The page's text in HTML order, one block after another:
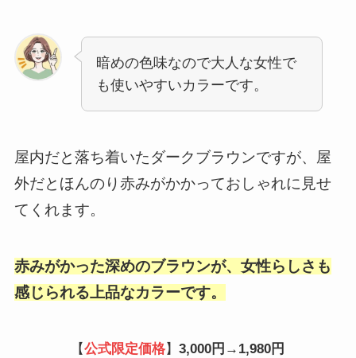
暗めの色味なので大人な女性で
も使いやすいカラーです。
屋内だと落ち着いたダークブラウンですが、屋
外だとほんのり赤みがかかっておしゃれに見せ
てくれます。
赤みがかった深めのブラウンが、女性らしさも
感じられる上品なカラーです。
【公式限定価格】3,000円→1,980円